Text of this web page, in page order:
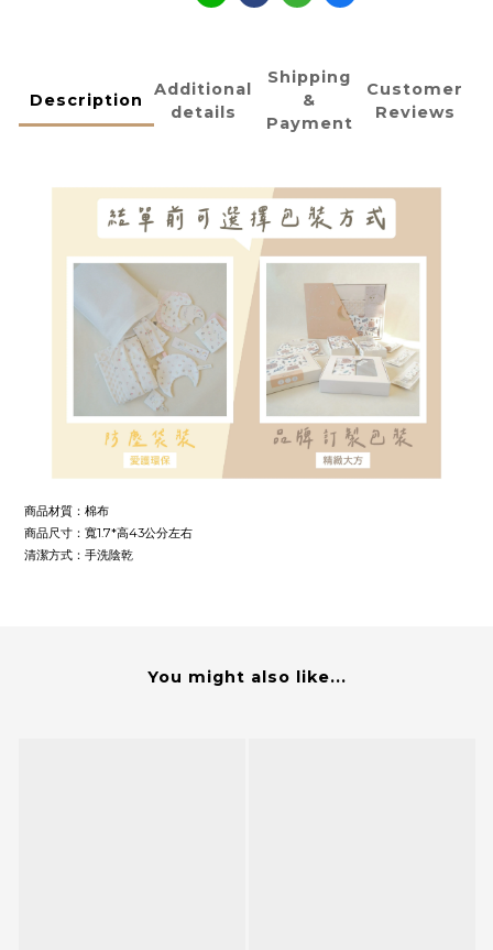
Description
Additional
details
Shipping
&
Payment
Customer
Reviews
商品材質：棉布
商品尺寸：寬1.7*高43公分左右
清潔方式：手洗陰乾
You might also like...